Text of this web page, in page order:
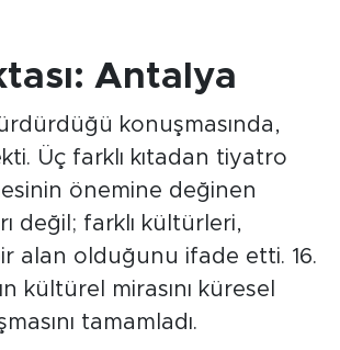
Antalya
konuşmasında,
Üç farklı kıtadan tiyatro
önemine değinen
değil; farklı kültürleri,
alan olduğunu ifade etti. 16.
kültürel mirasını küresel
tamamladı.